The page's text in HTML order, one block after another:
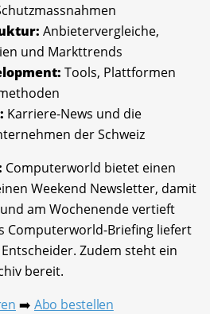
Anbietervergleiche,
und Markttrends
Tools, Plattformen
Karriere-News und die
der Schweiz
Computerworld bietet einen
Weekend Newsletter, damit
am Wochenende vertieft
Computerworld-Briefing liefert
Zudem steht ein
bereit.
➡️ Abo bestellen